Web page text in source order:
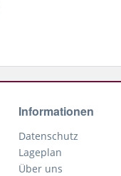
Informationen
Datenschutz
Lageplan
Über uns